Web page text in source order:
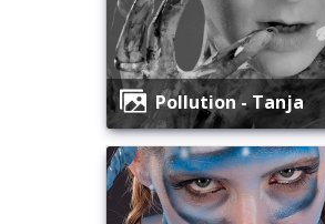
Pollution - Tanja